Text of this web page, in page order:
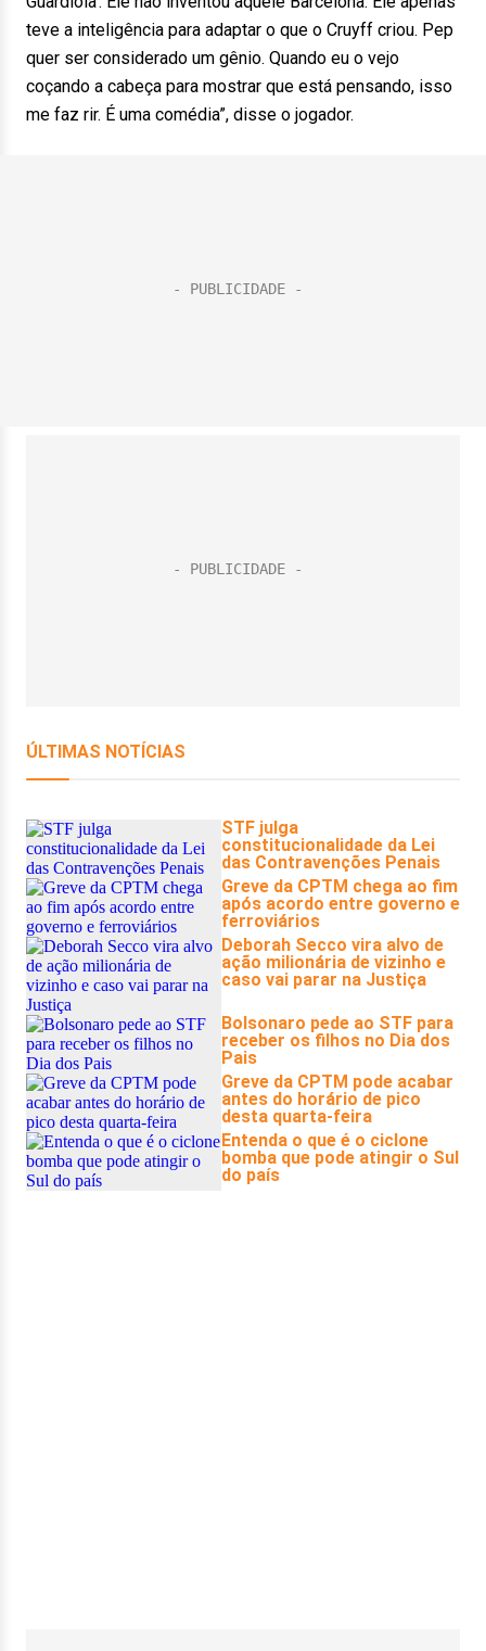
teve a inteligência para adaptar o que o Cruyff criou. Pep
quer ser considerado um gênio. Quando eu o vejo
coçando a cabeça para mostrar que está pensando, isso
me faz rir. É uma comédia”, disse o jogador.